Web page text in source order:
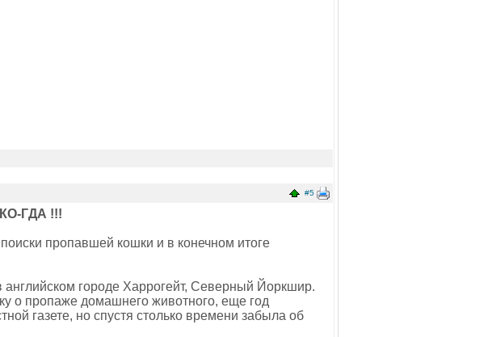
#5
ГДА !!!
пропавшей кошки и в конечном итоге
городе Харрогейт, Северный Йоркшир.
о пропаже домашнего животного, еще год
газете, но спустя столько времени забыла об